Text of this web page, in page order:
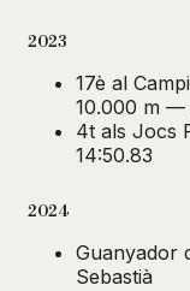
2023
17è al
10.000 m —
4t als Jocs
14:50.83
2024
Guanyador
Sebastià